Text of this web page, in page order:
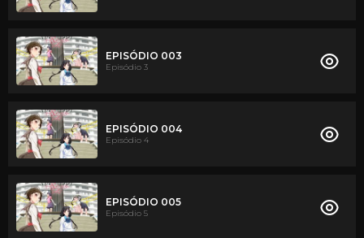
EPISÓDIO 003
Episódio 3
EPISÓDIO 004
Episódio 4
EPISÓDIO 005
Episódio 5